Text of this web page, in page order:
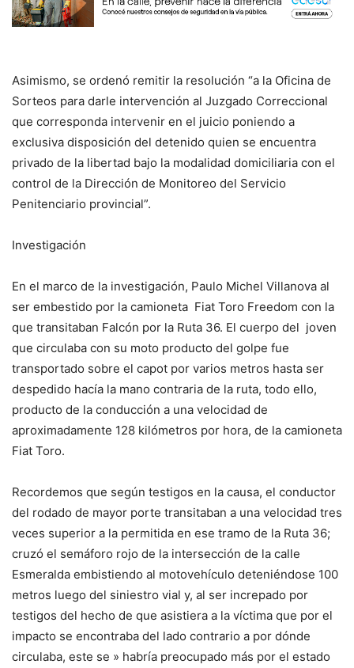
Asimismo, se ordenó remitir la resolución “a la Oficina de
Sorteos para darle intervención al Juzgado Correccional
que corresponda intervenir en el juicio poniendo a
exclusiva disposición del detenido quien se encuentra
privado de la libertad bajo la modalidad domiciliaria con el
control de la Dirección de Monitoreo del Servicio
Penitenciario provincial”.
Investigación
En el marco de la investigación, Paulo Michel Villanova al
ser embestido por la camioneta Fiat Toro Freedom con la
que transitaban Falcón por la Ruta 36. El cuerpo del joven
que circulaba con su moto producto del golpe fue
transportado sobre el capot por varios metros hasta ser
despedido hacía la mano contraria de la ruta, todo ello,
producto de la conducción a una velocidad de
aproximadamente 128 kilómetros por hora, de la camioneta
Fiat Toro.
Recordemos que según testigos en la causa, el conductor
del rodado de mayor porte transitaban a una velocidad tres
veces superior a la permitida en ese tramo de la Ruta 36;
cruzó el semáforo rojo de la intersección de la calle
Esmeralda embistiendo al motovehículo deteniéndose 100
metros luego del siniestro vial y, al ser increpado por
testigos del hecho de que asistiera a la víctima que por el
impacto se encontraba del lado contrario a por dónde
circulaba, este se » habría preocupado más por el estado